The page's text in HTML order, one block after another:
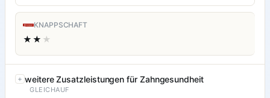
KNAPPSCHAFT
★★ ★
weitere Zusatzleistungen für Zahngesundheit
GLEICHAUF